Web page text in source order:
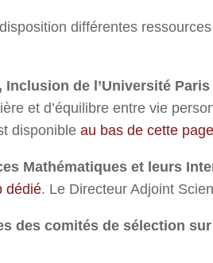
différentes
de l’Université Paris
et d’équilibre entre vie
disponible au bas de cette page
Mathématiques et leurs
dédié. Le Directeur Adjoint
des comités de sélection